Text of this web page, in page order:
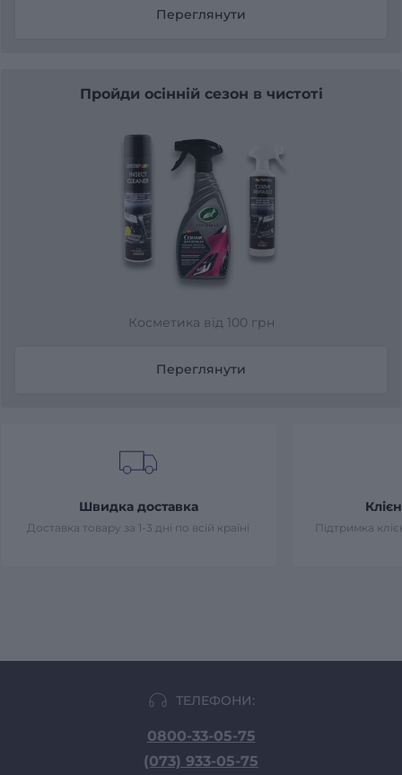
Переглянути
Пройди осінній сезон в чистоті
Косметика від 100 грн
Переглянути
Швидка доставка
Доставка товару за 1-3 дні по всій країні Підтримка
ТЕЛЕФОНИ:
0800-33-05-75
(073) 933-05-75